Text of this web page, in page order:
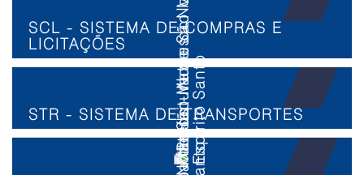
SCL - SISTEMA DE COMPRAS E
LICITAÇÕES
STR - SISTEMA DE TRANSPORTES